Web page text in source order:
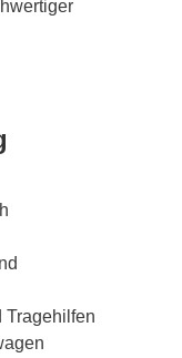
Tragehilfen